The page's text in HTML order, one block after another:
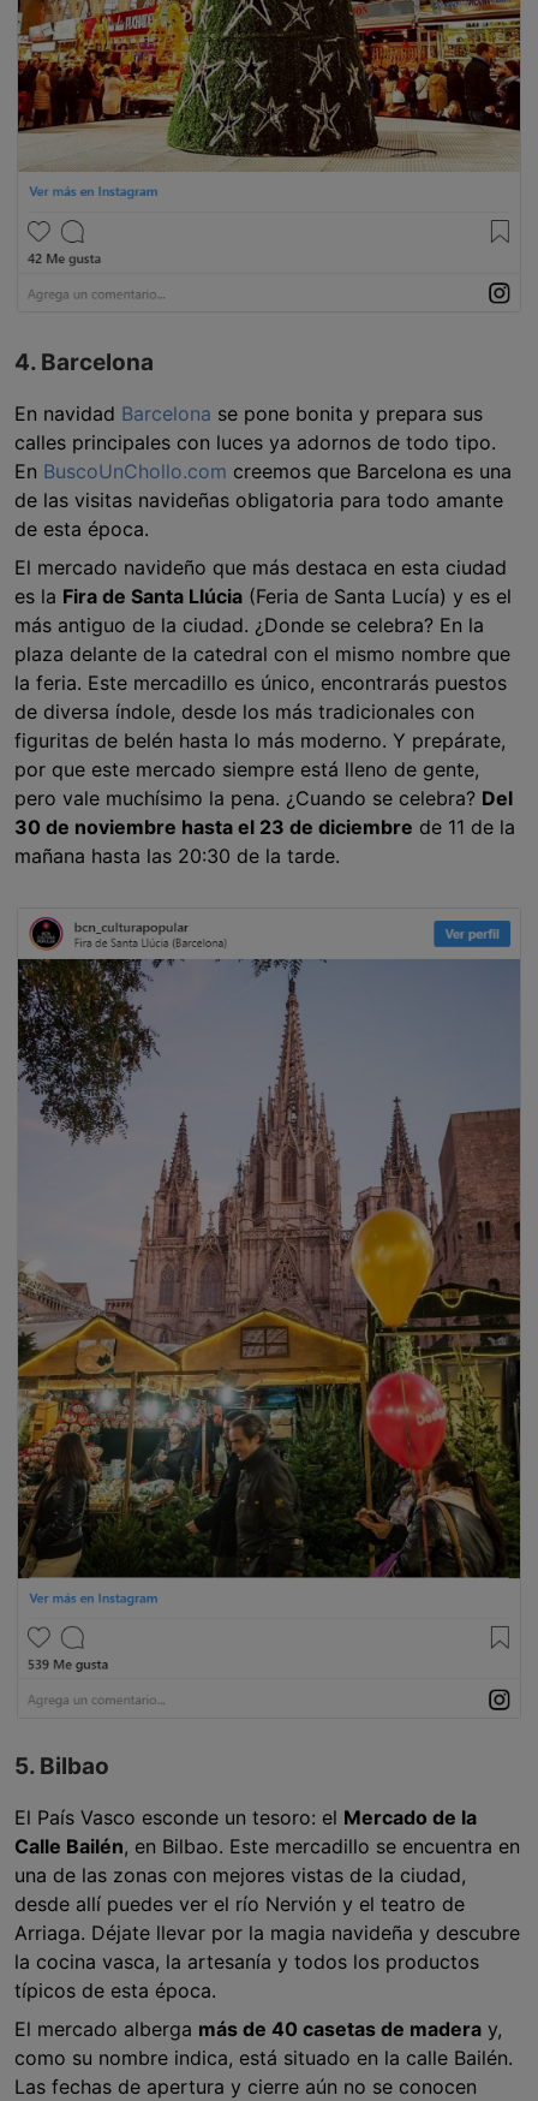
4. Barcelona
En navidad Barcelona se pone bonita y prepara sus
calles principales con luces ya adornos de todo tipo.
En BuscoUnChollo.com creemos que Barcelona es una
de las visitas navideñas obligatoria para todo amante
de esta época.
El mercado navideño que más destaca en esta ciudad
es la Fira de Santa Llúcia (Feria de Santa Lucía) y es el
más antiguo de la ciudad. ¿Donde se celebra? En la
plaza delante de la catedral con el mismo nombre que
la feria. Este mercadillo es único, encontrarás puestos
de diversa índole, desde los más tradicionales con
figuritas de belén hasta lo más moderno. Y prepárate,
por que este mercado siempre está lleno de gente,
pero vale muchísimo la pena. ¿Cuando se celebra? Del
30 de noviembre hasta el 23 de diciembre de 11 de la
mañana hasta las 20:30 de la tarde.
5. Bilbao
El País Vasco esconde un tesoro: el Mercado de la
Calle Bailén, en Bilbao. Este mercadillo se encuentra en
una de las zonas con mejores vistas de la ciudad,
desde allí puedes ver el río Nervión y el teatro de
Arriaga. Déjate llevar por la magia navideña y descubre
la cocina vasca, la artesanía y todos los productos
típicos de esta época.
El mercado alberga más de 40 casetas de madera y,
como su nombre indica, está situado en la calle Bailén.
Las fechas de apertura y cierre aún no se conocen